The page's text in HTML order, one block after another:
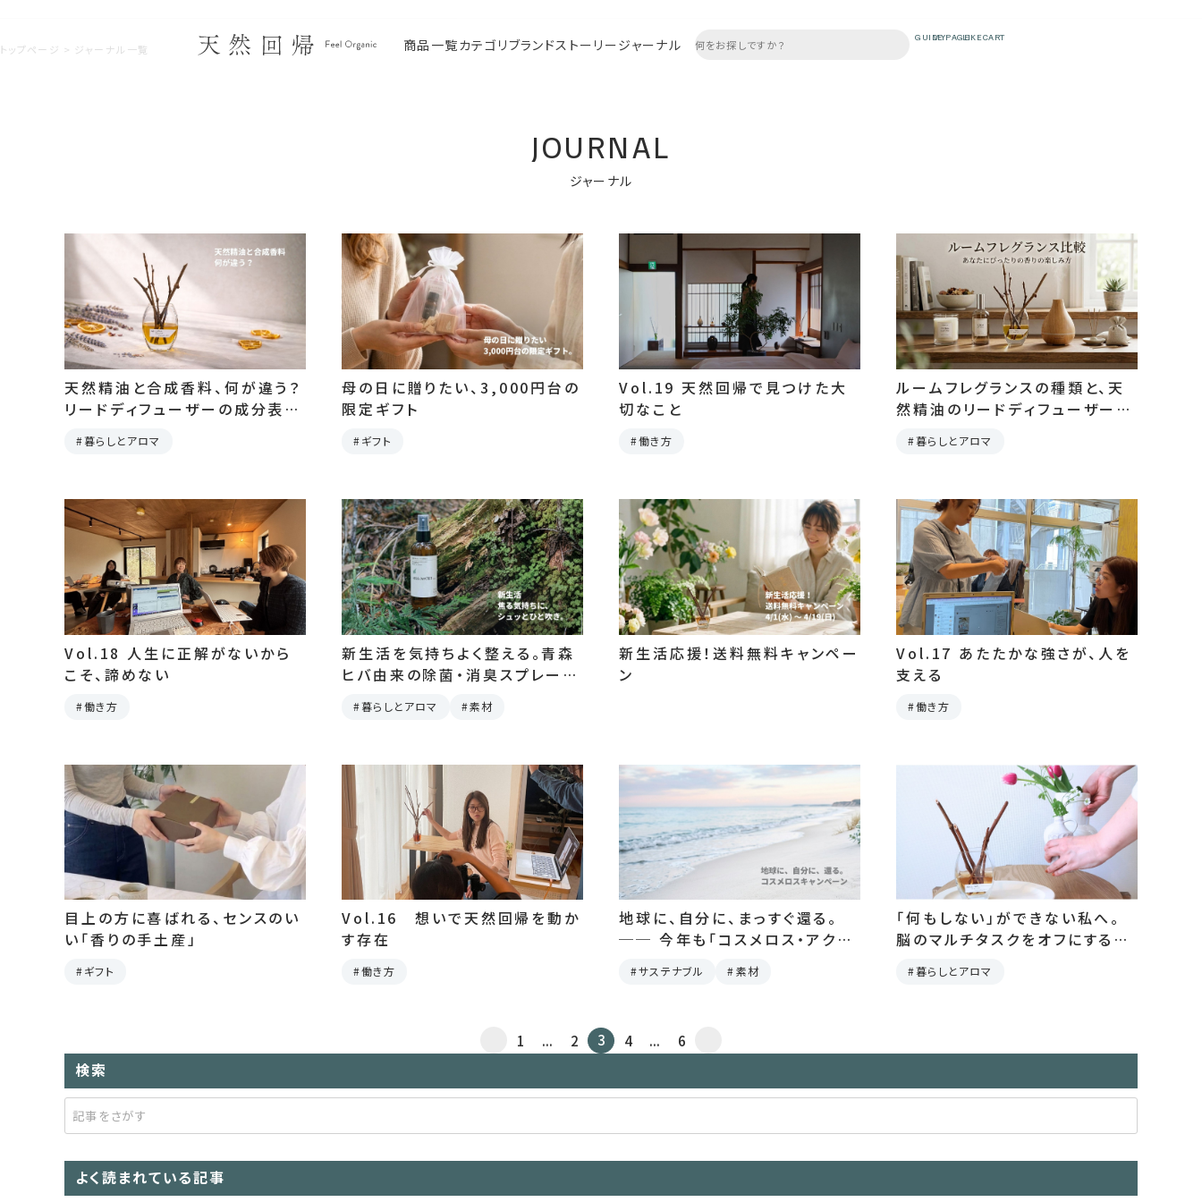
商品一覧カテゴリブランドストーリージャーナル
トップページ ジャーナル一覧
JOURNAL
ジャーナル
天然精油と合成香料、何が違う？
リードディフューザーの成分表示
暮らしとアロマ
母の日に贈りたい、3,000円台の
限定ギフト
ギフト
Vol.19 天然回帰で見つけた大
切なこと
働き方
ルームフレグランスの種類と、天
然精油のリードディフューザーと
暮らしとアロマ
Vol.18 人生に正解がないから
こそ、諦めない
働き方
新生活を気持ちよく整える。青森
ヒバ由来の除菌・消臭スプレーと
暮らしとアロマ 素材
新生活応援！送料無料キャンペー
ン
Vol.17 あたたかな強さが、人を
支える
働き方
目上の方に喜ばれる、センスのい
い「香りの手土産」
ギフト
Vol.16 想いで天然回帰を動か
す存在
働き方
地球に、自分に、まっすぐ還る。
── 今年も「コスメロス・アクシ
ョン」をお届けします。
サステナブル 素材
「何もしない」ができない私へ。
脳のマルチタスクをオフにする、3
暮らしとアロマ
1 ... 2 3 4 ... 6
検索
よく読まれている記事